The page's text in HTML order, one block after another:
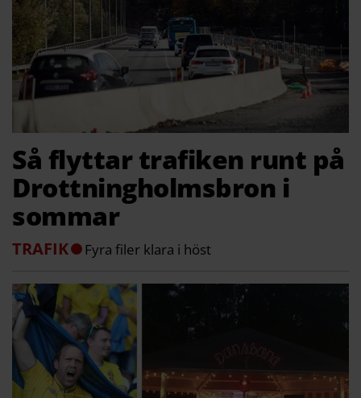
Så flyttar trafiken runt på
Drottningholmsbron i
sommar
TRAFIK Fyra filer klara i höst